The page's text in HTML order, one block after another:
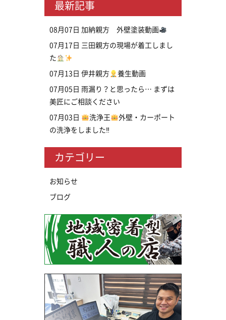
最新記事
08月07日 加納親方 外壁塗装動画
07月17日 三田親方の現場が着工しまし
た
07月13日 伊井親方 養生動画
07月05日 雨漏り？と思ったら… まずは
美匠にご相談ください
07月03日 洗浄王
外壁・カーポート
の洗浄をしました‼
カテゴリー
お知らせ
ブログ